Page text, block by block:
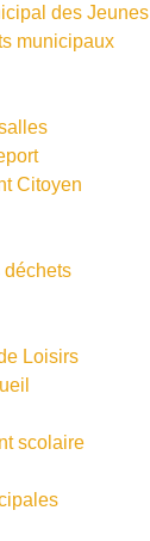
des Jeunes
municipaux
Citoyen
Loisirs
scolaire